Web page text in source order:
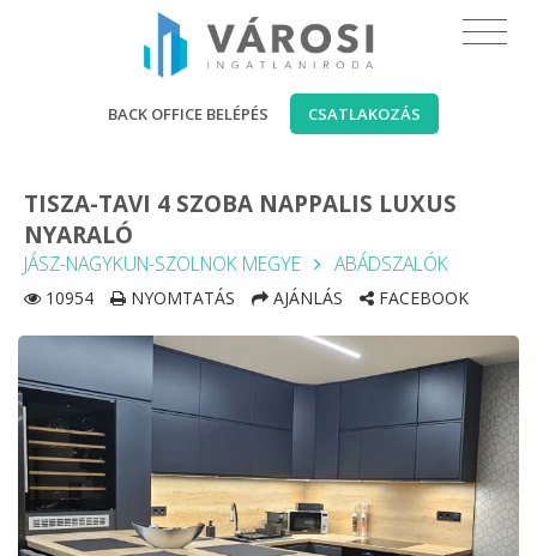
BACK OFFICE BELÉPÉS CSATLAKOZÁS
TISZA-TAVI 4 SZOBA NAPPALIS LUXUS
NYARALÓ
JÁSZ-NAGYKUN-SZOLNOK MEGYE ABÁDSZALÓK
10954 NYOMTATÁS AJÁNLÁS FACEBOOK